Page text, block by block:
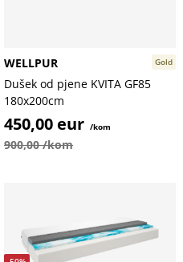
Gold
WELLPUR
Dušek od pjene KVITA GF85
180x200cm
450,00 eur /kom
900,00 /kom